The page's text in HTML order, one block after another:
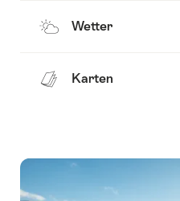
Wetter
Karten